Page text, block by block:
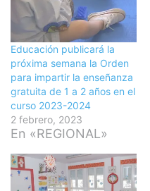
Educación publicará la
próxima semana la Orden
para impartir la enseñanza
gratuita de 1 a 2 años en el
curso 2023-2024
2 febrero, 2023
En «REGIONAL»